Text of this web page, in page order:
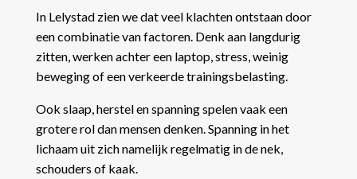
In Lelystad zien we dat veel klachten ontstaan door
een combinatie van factoren. Denk aan langdurig
zitten, werken achter een laptop, stress, weinig
beweging of een verkeerde trainingsbelasting.
Ook slaap, herstel en spanning spelen vaak een
grotere rol dan mensen denken. Spanning in het
lichaam uit zich namelijk regelmatig in de nek,
schouders of kaak.